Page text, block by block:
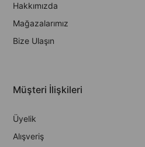
Hakkımızda
Mağazalarımız
Bize Ulaşın
Müşteri İlişkileri
Üyelik
Alışveriş